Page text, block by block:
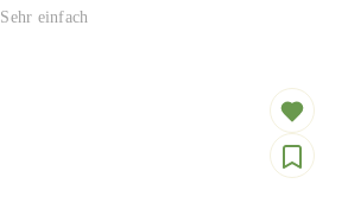
Sehr einfach